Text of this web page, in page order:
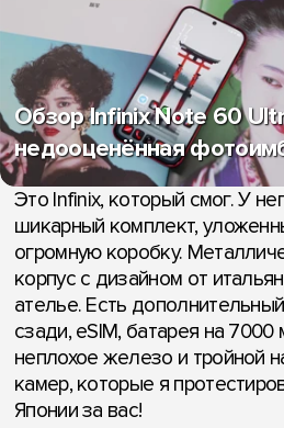
Обзор Infinix Note 60
недооценённая
Это Infinix, который смог. У
шикарный комплект,
огромную коробку.
корпус с дизайном от
ателье. Есть
сзади, eSIM, батарея на 7000
неплохое железо и тройной
камер, которые я
Японии за вас!